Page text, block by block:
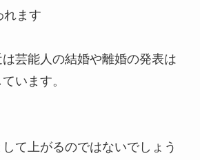
れます
芸能人の結婚や離婚の発表は
います。
て上がるのではないでしょう